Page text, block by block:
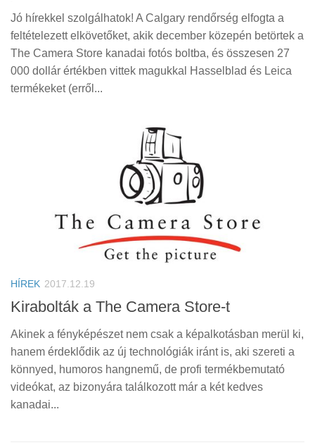
Jó hírekkel szolgálhatok! A Calgary rendőrség elfogta a
feltételezett elkövetőket, akik december közepén betörtek a
The Camera Store kanadai fotós boltba, és összesen 27
000 dollár értékben vittek magukkal Hasselblad és Leica
termékeket (erről...
HÍREK 2017.12.19
Kirabolták a The Camera Store-t
Akinek a fényképészet nem csak a képalkotásban merül ki,
hanem érdeklődik az új technológiák iránt is, aki szereti a
könnyed, humoros hangnemű, de profi termékbemutató
videókat, az bizonyára találkozott már a két kedves
kanadai...